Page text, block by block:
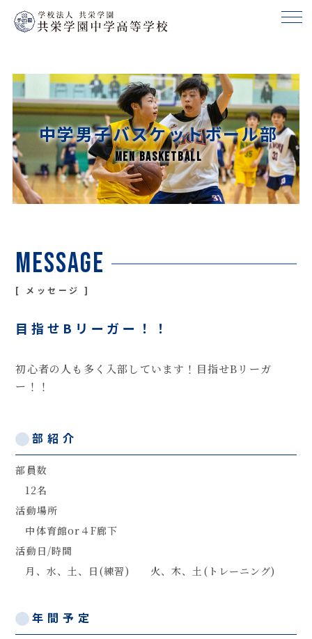
中学男子バスケットボール部
Message
メッセージ
目指せBリーガー！！
初心者の人も多く入部しています！目指せBリーガ
ー！！
部紹介
部員数
12名
活動場所
中体育館or４F廊下
活動日/時間
月、水、土、日(練習) 火、木、土(トレーニング)
年間予定